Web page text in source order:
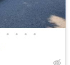
• • • •